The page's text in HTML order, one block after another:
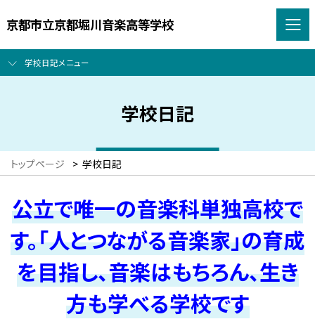
京都市立京都堀川音楽高等学校
学校日記メニュー
学校日記
トップページ > 学校日記
公立で唯一の音楽科単独高校で
す。「人とつながる音楽家」の育成
を目指し、音楽はもちろん、生き
方も学べる学校です